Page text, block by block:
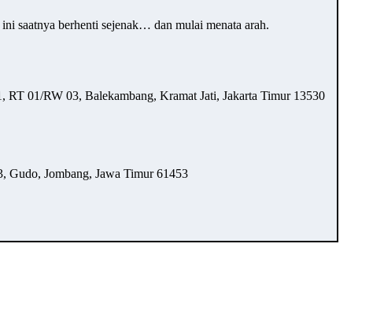
saatnya berhenti sejenak… dan mulai menata arah.
01/RW 03, Balekambang, Kramat Jati, Jakarta Timur 13530
Gudo, Jombang, Jawa Timur 61453